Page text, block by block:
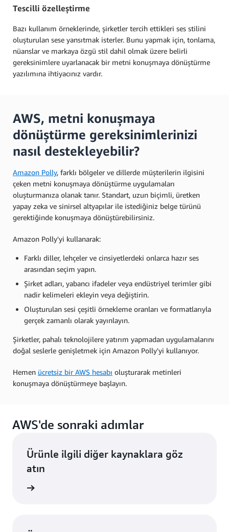
Tescilli özelleştirme
Bazı kullanım örneklerinde, şirketler tercih ettikleri ses stilini
oluşturulan sese yansıtmak isterler. Bunu yapmak için, tonlama,
nüanslar ve markaya özgü stil dahil olmak üzere belirli
gereksinimlere uyarlanacak bir metni konuşmaya dönüştürme
yazılımına ihtiyacınız vardır.
AWS, metni konuşmaya
dönüştürme gereksinimlerinizi
nasıl destekleyebilir?
Amazon Polly, farklı bölgeler ve dillerde müşterilerin ilgisini
çeken metni konuşmaya dönüştürme uygulamaları
oluşturmanıza olanak tanır. Standart, uzun biçimli, üretken
yapay zeka ve sinirsel altyapılar ile istediğiniz belge türünü
gerektiğinde konuşmaya dönüştürebilirsiniz.
Amazon Polly'yi kullanarak:
Farklı diller, lehçeler ve cinsiyetlerdeki onlarca hazır ses
arasından seçim yapın.
Şirket adları, yabancı ifadeler veya endüstriyel terimler gibi
nadir kelimeleri ekleyin veya değiştirin.
Oluşturulan sesi çeşitli örnekleme oranları ve formatlarıyla
gerçek zamanlı olarak yayınlayın.
Şirketler, pahalı teknolojilere yatırım yapmadan uygulamalarını
doğal seslerle genişletmek için Amazon Polly'yi kullanıyor.
Hemen ücretsiz bir AWS hesabı oluşturarak metinleri
konuşmaya dönüştürmeye başlayın.
AWS'de sonraki adımlar
Ürünle ilgili diğer kaynaklara göz
atın